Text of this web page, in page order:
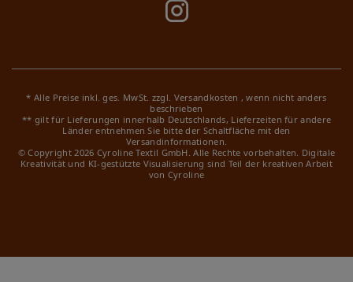
* Alle Preise inkl. ges. MwSt. zzgl. Versandkosten , wenn nicht anders
beschrieben
** gilt für Lieferungen innerhalb Deutschlands, Lieferzeiten für andere
Länder entnehmen Sie bitte der Schaltfläche mit den
Versandinformationen.
© Copyright 2026 Cyroline Textil GmbH. Alle Rechte vorbehalten. Digitale
Kreativität und KI-gestützte Visualisierung sind Teil der kreativen Arbeit
von Cyroline